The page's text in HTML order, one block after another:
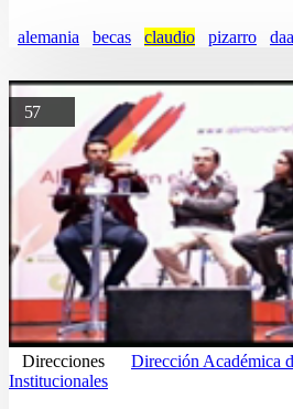
alemania becas claudio pizarro
57
Direcciones
Dirección Académica
Institucionales